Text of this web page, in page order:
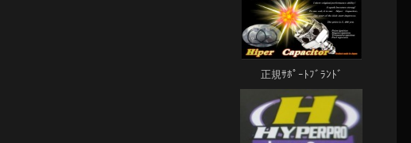
正規ｻﾎﾟｰﾄﾌﾞﾗﾝﾄﾞ